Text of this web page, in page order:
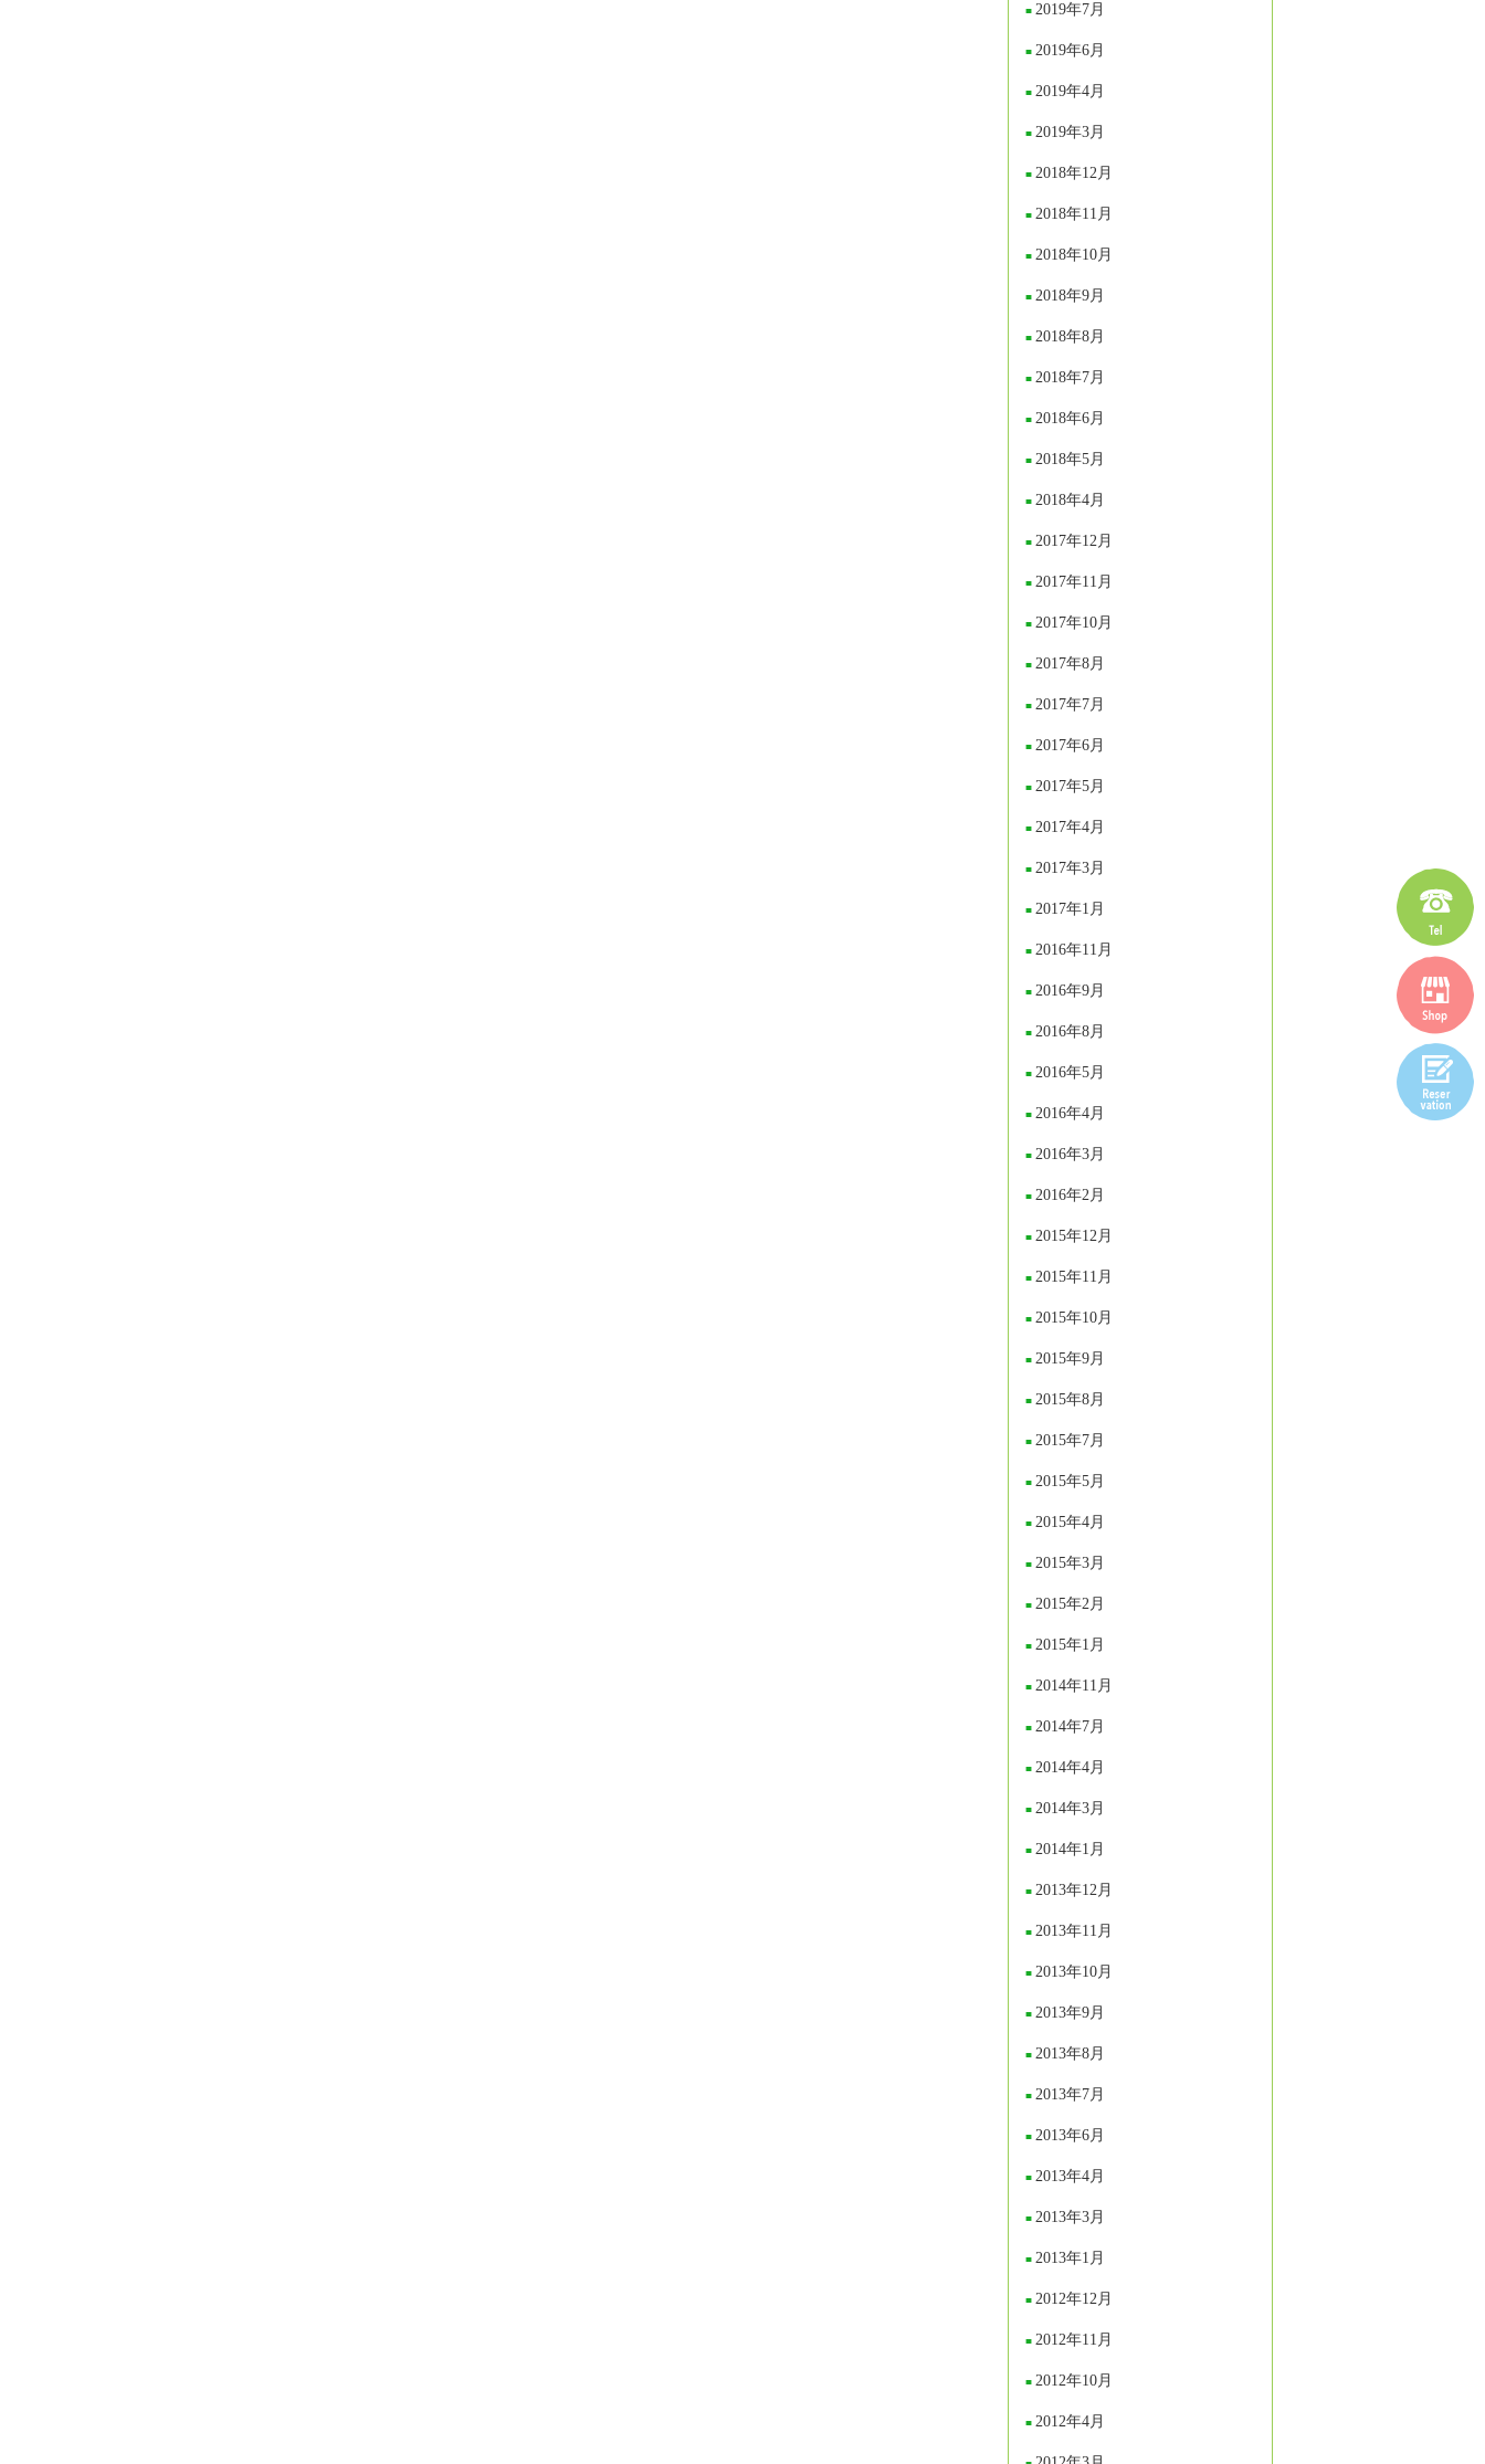
2019年7月
2019年6月
2019年4月
2019年3月
2018年12月
2018年11月
2018年10月
2018年9月
2018年8月
2018年7月
2018年6月
2018年5月
2018年4月
2017年12月
2017年11月
2017年10月
2017年8月
2017年7月
2017年6月
2017年5月
2017年4月
2017年3月
2017年1月
2016年11月
2016年9月
2016年8月
2016年5月
2016年4月
2016年3月
2016年2月
2015年12月
2015年11月
2015年10月
2015年9月
2015年8月
2015年7月
2015年5月
2015年4月
2015年3月
2015年2月
2015年1月
2014年11月
2014年7月
2014年4月
2014年3月
2014年1月
2013年12月
2013年11月
2013年10月
2013年9月
2013年8月
2013年7月
2013年6月
2013年4月
2013年3月
2013年1月
2012年12月
2012年11月
2012年10月
2012年4月